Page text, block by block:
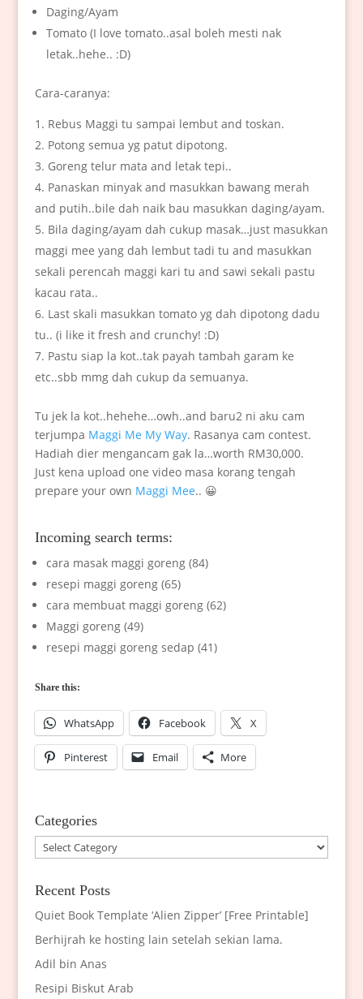
Daging/Ayam
Tomato (I love tomato..asal boleh mesti nak
letak..hehe.. :D)
Cara-caranya:
Rebus Maggi tu sampai lembut and toskan.
Potong semua yg patut dipotong.
Goreng telur mata and letak tepi..
Panaskan minyak and masukkan bawang merah
and putih..bile dah naik bau masukkan daging/ayam.
Bila daging/ayam dah cukup masak…just masukkan
maggi mee yang dah lembut tadi tu and masukkan
sekali perencah maggi kari tu and sawi sekali pastu
kacau rata..
Last skali masukkan tomato yg dah dipotong dadu
tu.. (i like it fresh and crunchy! :D)
Pastu siap la kot..tak payah tambah garam ke
etc..sbb mmg dah cukup da semuanya.
Tu jek la kot..hehehe…owh..and baru2 ni aku cam
terjumpa Maggi Me My Way. Rasanya cam contest.
Hadiah dier mengancam gak la…worth RM30,000.
Just kena upload one video masa korang tengah
prepare your own Maggi Mee.. 😀
Incoming search terms:
cara masak maggi goreng (84)
resepi maggi goreng (65)
cara membuat maggi goreng (62)
Maggi goreng (49)
resepi maggi goreng sedap (41)
Share this:
WhatsApp Facebook X
Pinterest Email More
Categories
Categories
Recent Posts
Quiet Book Template ‘Alien Zipper’ [Free Printable]
Berhijrah ke hosting lain setelah sekian lama.
Adil bin Anas
Resipi Biskut Arab